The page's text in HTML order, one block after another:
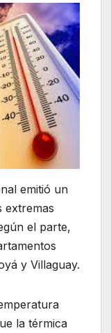
emitió un
extremas
el parte,
y Villaguay.
la térmica